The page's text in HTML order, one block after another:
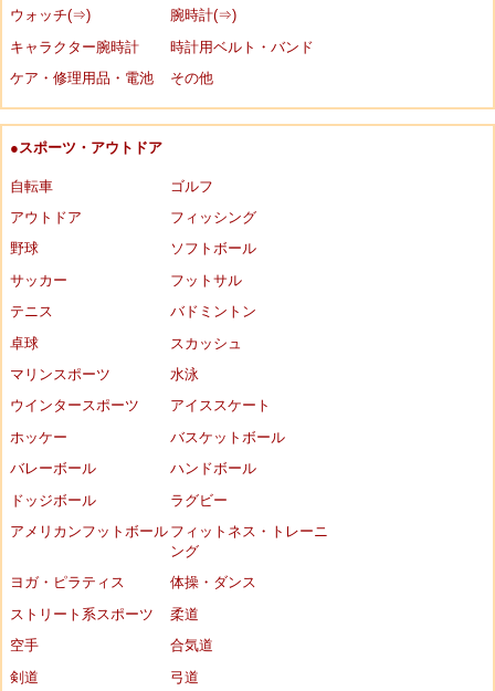
ウォッチ(⇒)
腕時計(⇒)
キャラクター腕時計
時計用ベルト・バンド
ケア・修理用品・電池
その他
●スポーツ・アウトドア
自転車
ゴルフ
アウトドア
フィッシング
野球
ソフトボール
サッカー
フットサル
テニス
バドミントン
卓球
スカッシュ
マリンスポーツ
水泳
ウインタースポーツ
アイススケート
ホッケー
バスケットボール
バレーボール
ハンドボール
ドッジボール
ラグビー
アメリカンフットボール フィットネス・トレーニ
ング
ヨガ・ピラティス
体操・ダンス
ストリート系スポーツ
柔道
空手
合気道
剣道
弓道